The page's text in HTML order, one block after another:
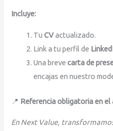
Incluye:
TuCVactualizado.
Link a tu perfil de
Una brevecarta de
encajas en nuestro
📍 Referencia obligatoria en el
En Next Value,